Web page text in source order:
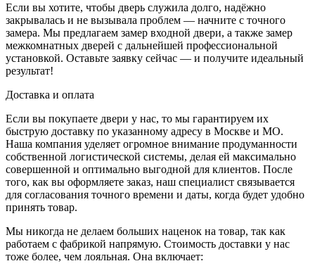
Если вы хотите, чтобы дверь служила долго, надёжно
закрывалась и не вызывала проблем — начните с точного
замера. Мы предлагаем замер входной двери, а также замер
межкомнатных дверей с дальнейшей профессиональной
установкой. Оставьте заявку сейчас — и получите идеальный
результат!
Доставка и оплата
Если вы покупаете двери у нас, то мы гарантируем их
быструю доставку по указанному адресу в Москве и МО.
Наша компания уделяет огромное внимание продуманности
собственной логистической системы, делая ей максимально
совершенной и оптимально выгодной для клиентов. После
того, как вы оформляете заказ, наш специалист связывается
для согласования точного времени и даты, когда будет удобно
принять товар.
Мы никогда не делаем больших наценок на товар, так как
работаем с фабрикой напрямую. Стоимость доставки у нас
тоже более, чем лояльная. Она включает: